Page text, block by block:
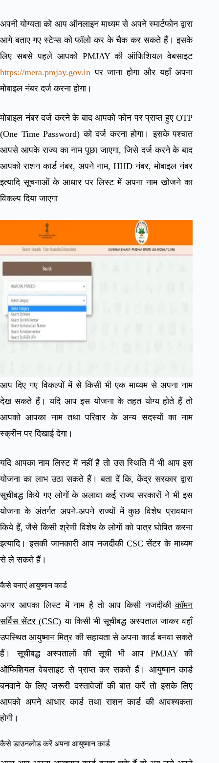
अपनी योग्यता को आप ऑनलाइन माध्यम से अपने स्मार्टफोन द्वारा
आगे बताए गए स्टेप्स को फॉलो कर के चैक कर सकते हैं। इसके
लिए सबसे पहले आपको PMJAY की ऑफिशियल वेबसाइट
https://mera.pmjay.gov.in पर जाना होगा और यहाँ अपना
मोबाइल नंबर दर्ज करना होगा।
मोबाइल नंबर दर्ज करने के बाद आपको फोन पर प्राप्त हुए OTP
(One Time Password) को दर्ज करना होगा। इसके पश्चात
आपसे आपके राज्य का नाम पूछा जाएगा, जिसे दर्ज करने के बाद
आपको राशन कार्ड नंबर, अपने नाम, HHD नंबर, मोबाइल नंबर
इत्यादि सूचनाओं के आधार पर लिस्ट में अपना नाम खोजने का
विकल्प दिया जाएगा
आप दिए गए विकल्पों में से किसी भी एक माध्यम से अपना नाम
देख सकते हैं। यदि आप इस योजना के तहत योग्य होते हैं तो
आपको आपका नाम तथा परिवार के अन्य सदस्यों का नाम
स्क्रीन पर दिखाई देगा।
यदि आपका नाम लिस्ट में नहीं है तो उस स्थिति में भी आप इस
योजना का लाभ उठा सकते हैं। बता दें कि, केंद्र सरकार द्वारा
सूचीबद्ध किये गए लोगों के अलावा कई राज्य सरकारों ने भी इस
योजना के अंतर्गत अपने-अपने राज्यों में कुछ विशेष प्रावधान
किये हैं, जैसे किसी श्रेणी विशेष के लोगों को पात्र घोषित करना
इत्यादि। इसकी जानकारी आप नजदीकी CSC सेंटर के माध्यम
से ले सकते हैं।
कैसे बनाएं आयुष्मान कार्ड
अगर आपका लिस्ट में नाम है तो आप किसी नजदीकीकॉमन
सर्विस सेंटर (CSC) या किसी भी सूचीबद्ध अस्पताल जाकर वहाँ
उपस्थितआयुष्मान मित्र की सहायता से अपना कार्ड बनवा सकते
हैं। सूचीबद्ध अस्पतालों की सूची भी आप PMJAY की
ऑफिशियल वेबसाइट से प्राप्त कर सकते हैं। आयुष्मान कार्ड
बनवाने के लिए जरूरी दस्तावेजों की बात करें तो इसके लिए
आपको अपने आधार कार्ड तथा राशन कार्ड की आवश्यकता
होगी।
कैसे डाउनलोड करें अपना आयुष्मान कार्ड